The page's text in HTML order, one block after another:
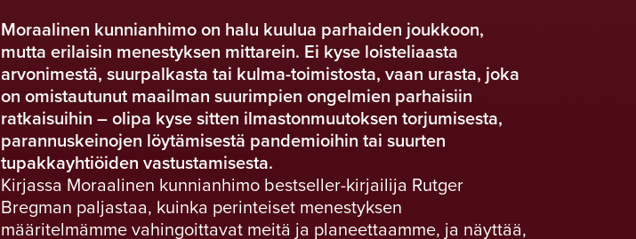
Moraalinen kunnianhimo on halu kuulua parhaiden joukkoon,
mutta erilaisin menestyksen mittarein. Ei kyse loisteliaasta
arvonimestä, suurpalkasta tai kulma-toimistosta, vaan urasta, joka
on omistautunut maailman suurimpien ongelmien parhaisiin
ratkaisuihin – olipa kyse sitten ilmastonmuutoksen torjumisesta,
parannuskeinojen löytämisestä pandemioihin tai suurten
tupakkayhtiöiden vastustamisesta.
Kirjassa Moraalinen kunnianhimo bestseller-kirjailija Rutger
Bregman paljastaa, kuinka perinteiset menestyksen
määritelmämme vahingoittavat meitä ja planeettaamme, ja näyttää,